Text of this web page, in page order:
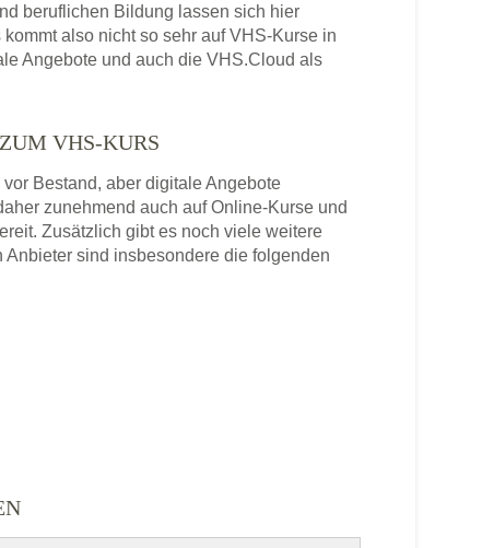
beruflichen Bildung lassen sich hier
also nicht so sehr auf VHS-Kurse in
Angebote und auch die VHS.Cloud als
VHS-KURS
Bestand, aber digitale Angebote
zunehmend auch auf Online-Kurse und
Zusätzlich gibt es noch viele weitere
sind insbesondere die folgenden